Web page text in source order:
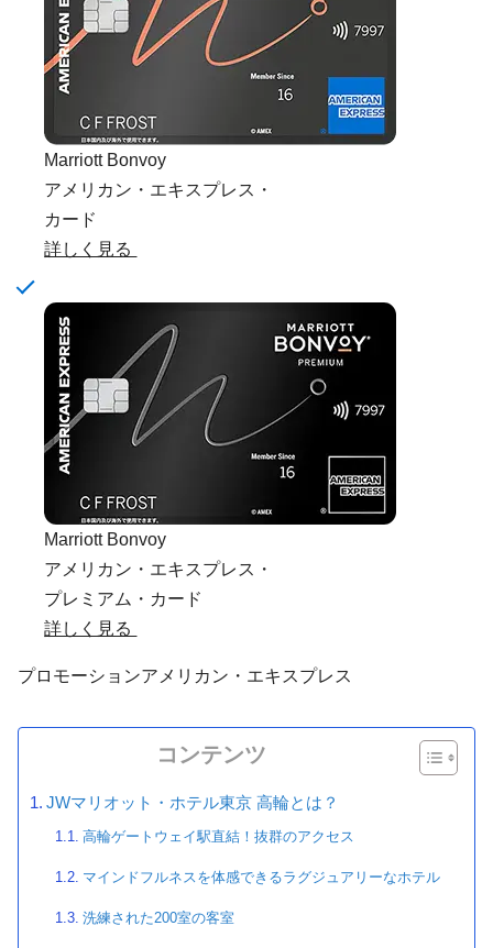
Marriott Bonvoy
アメリカン・エキスプレス・
カード
詳しく見る
Marriott Bonvoy
アメリカン・エキスプレス・
プレミアム・カード
詳しく見る
プロモーションアメリカン・エキスプレス
コンテンツ
JWマリオット・ホテル東京 高輪とは？
高輪ゲートウェイ駅直結！抜群のアクセス
マインドフルネスを体感できるラグジュアリーなホテル
洗練された200室の客室